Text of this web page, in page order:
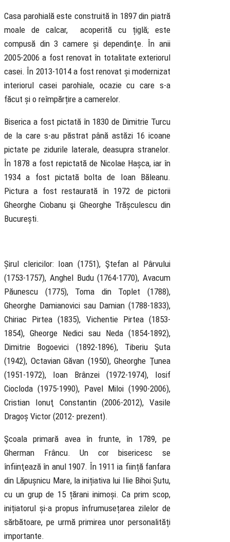
Casa parohială este construită în 1897 din piatră
moale de calcar, acoperită cu țiglă; este
compusă din 3 camere și dependinţe. În anii
2005-2006 a fost renovat în totalitate exteriorul
casei. În 2013-1014 a fost renovat și modernizat
interiorul casei parohiale, ocazie cu care s-a
făcut și o reîmpărțire a camerelor.
Biserica a fost pictată în 1830 de Dimitrie Turcu
de la care s-au păstrat până astăzi 16 icoane
pictate pe zidurile laterale, deasupra stranelor.
În 1878 a fost repictată de Nicolae Hașca, iar în
1934 a fost pictată bolta de Ioan Băleanu.
Pictura a fost restaurată în 1972 de pictorii
Gheorghe Ciobanu şi Gheorghe Trășculescu din
București.
Șirul clericilor: Ioan (1751), Ştefan al Pârvului
(1753-1757), Anghel Budu (1764-1770), Avacum
Păunescu (1775), Toma din Toplet (1788),
Gheorghe Damianovici sau Damian (1788-1833),
Chiriac Pirtea (1835), Vichentie Pirtea (1853-
1854), Gheorge Nedici sau Neda (1854-1892),
Dimitrie Bogoevici (1892-1896), Tiberiu Şuta
(1942), Octavian Găvan (1950), Gheorghe Ţunea
(1951-1972), Ioan Brânzei (1972-1974), Iosif
Ciocloda (1975-1990), Pavel Miloi (1990-2006),
Cristian Ionuţ Constantin (2006-2012), Vasile
Dragoș Victor (2012- prezent).
Şcoala primară avea în frunte, în 1789, pe
Gherman Frâncu. Un cor bisericesc se
înfiinţează în anul 1907. În 1911 ia ființă fanfara
din Lăpușnicu Mare, la inițiativa lui Ilie Bihoi Șutu,
cu un grup de 15 țărani inimoși. Ca prim scop,
inițiatorul și-a propus înfrumusețarea zilelor de
sărbătoare, pe urmă primirea unor personalități
importante.